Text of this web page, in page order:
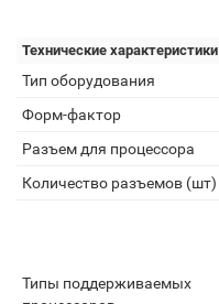
Технические характеристики
Тип оборудования
Форм-фактор
Разъем для процессора
Количество разъемов (шт)
Типы поддерживаемых